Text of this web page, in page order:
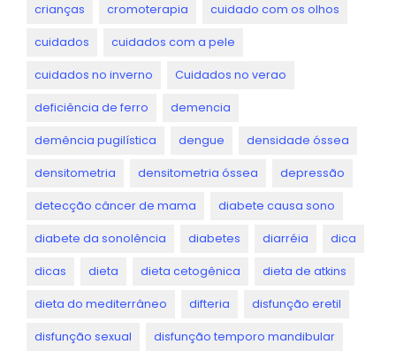
crianças cromoterapia cuidado com os olhos
cuidados cuidados com a pele
cuidados no inverno Cuidados no verao
deficiência de ferro demencia
demência pugilística dengue densidade óssea
densitometria densitometria óssea depressão
detecção câncer de mama diabete causa sono
diabete da sonolência diabetes diarréia dica
dicas dieta dieta cetogênica dieta de atkins
dieta do mediterrâneo difteria disfunção eretil
disfunção sexual disfunção temporo mandibular